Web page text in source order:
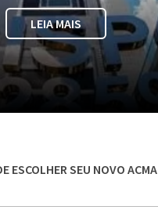
LEIA MAIS
ESCOLHER SEU NOVO ACMA